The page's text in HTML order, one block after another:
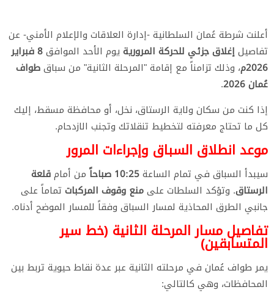
أعلنت شرطة عُمان السلطانية -إدارة العلاقات والإعلام الأمني- عن
تفاصيلإغلاق جزئي للحركة المرورية يوم الأحد الموافق
8 فبراير
2026م ، وذلك تزامناً مع إقامة "المرحلة الثانية" من سباقطواف
عُمان 2026
.
​إذا كنت من سكان ولاية الرستاق، نخل، أو محافظة مسقط، إليك
كل ما تحتاج معرفته لتخطيط تنقلاتك وتجنب الازدحام.
موعد انطلاق السباق وإجراءات المرور
​سيبدأ السباق في تمام الساعة10:25 صباحاً من أمامقلعة
الرستاق. وتؤكد السلطات علىمنع وقوف المركبات تماماً على
جانبي الطرق المحاذية لمسار السباق وفقاً للمسار الموضح أدناه.
تفاصيل مسار المرحلة الثانية (خط سير
المتسابقين)
​يمر طواف عُمان في مرحلته الثانية عبر عدة نقاط حيوية تربط بين
المحافظات، وهي كالتالي: